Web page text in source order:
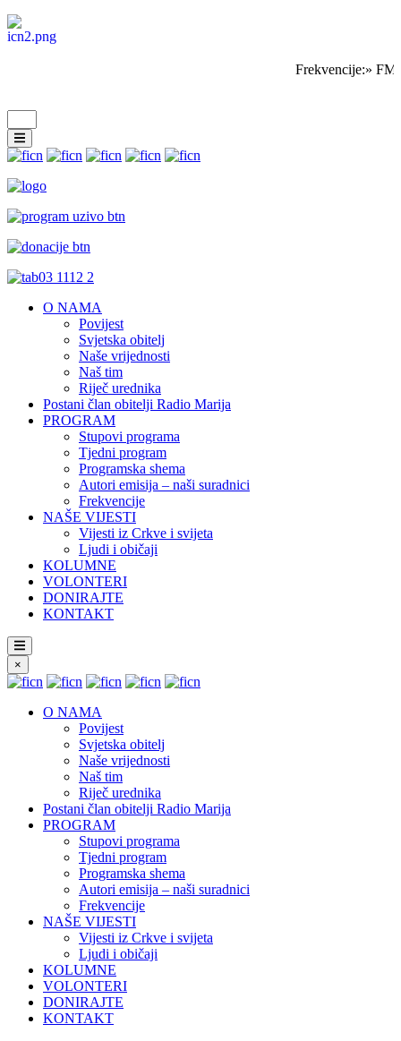
Frekvencije:»
O NAMA
Povijest
Svjetska obitelj
Naše vrijednosti
Naš tim
Riječ urednika
Postani član obitelji Radio Marija
PROGRAM
Stupovi programa
Tjedni program
Programska shema
Autori emisija – naši suradnici
Frekvencije
NAŠE VIJESTI
Vijesti iz Crkve i svijeta
Ljudi i običaji
KOLUMNE
VOLONTERI
DONIRAJTE
KONTAKT
×
O NAMA
Povijest
Svjetska obitelj
Naše vrijednosti
Naš tim
Riječ urednika
Postani član obitelji Radio Marija
PROGRAM
Stupovi programa
Tjedni program
Programska shema
Autori emisija – naši suradnici
Frekvencije
NAŠE VIJESTI
Vijesti iz Crkve i svijeta
Ljudi i običaji
KOLUMNE
VOLONTERI
DONIRAJTE
KONTAKT